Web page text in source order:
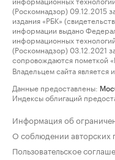
(Роскомнадзор) 09.12.2015
издания «РБК»
информации выдано
информационных
(Роскомнадзор)
сопровождаются пометкой
Владельцем сайта является
Данные предоставлены:
Индексы облигаций
Информация об
О соблюдении авторских
Пользовательское